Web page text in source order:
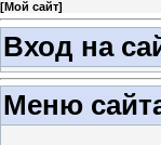
[Мой сайт]
Вход на
Меню